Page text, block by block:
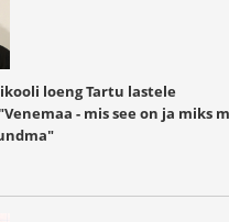
loeng Tartu lastele
- mis see on ja miks